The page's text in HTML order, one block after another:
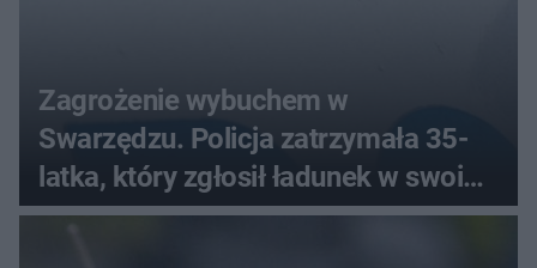
Zagrożenie wybuchem w
Swarzędzu. Policja zatrzymała 35-
latka, który zgłosił ładunek w swoim
aucie